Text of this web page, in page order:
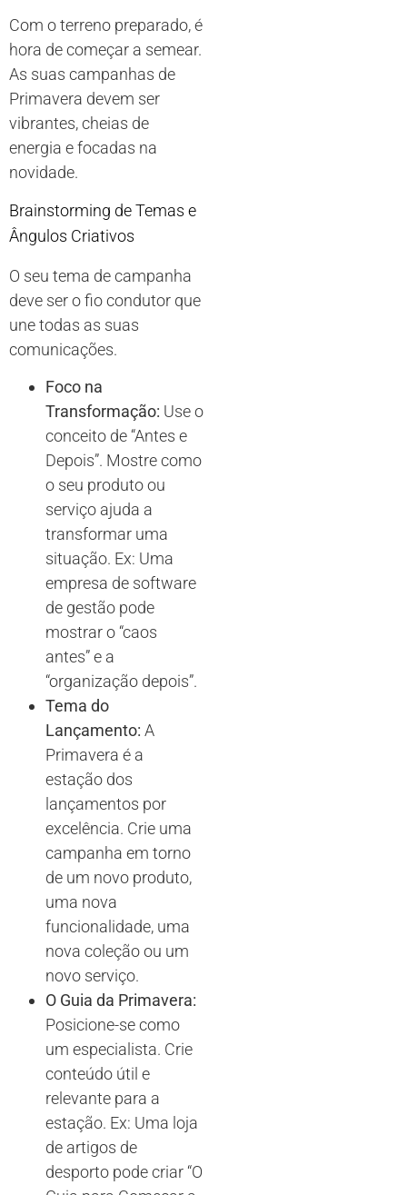
Com o terreno preparado, é
hora de começar a semear.
As suas campanhas de
Primavera devem ser
vibrantes, cheias de
energia e focadas na
novidade.
Brainstorming de Temas e
Ângulos Criativos
O seu tema de campanha
deve ser o fio condutor que
une todas as suas
comunicações.
Foco na
Transformação: Use o
conceito de “Antes e
Depois”. Mostre como
o seu produto ou
serviço ajuda a
transformar uma
situação. Ex: Uma
empresa de software
de gestão pode
mostrar o “caos
antes” e a
“organização depois”.
Tema do
Lançamento: A
Primavera é a
estação dos
lançamentos por
excelência. Crie uma
campanha em torno
de um novo produto,
uma nova
funcionalidade, uma
nova coleção ou um
novo serviço.
O Guia da Primavera:
Posicione-se como
um especialista. Crie
conteúdo útil e
relevante para a
estação. Ex: Uma loja
de artigos de
desporto pode criar “O